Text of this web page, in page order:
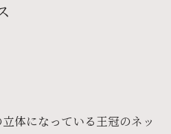
体になっている王冠のネッ